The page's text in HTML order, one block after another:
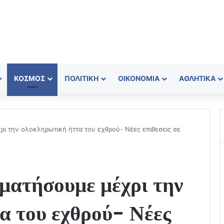
ΚΌΣΜΟΣ ΠΟΛΙΤΙΚΉ ΟΙΚΟΝΟΜΊΑ ΑΘΛΗΤΙΚΆ
την ολοκληρωτική ήττα του εχθρού- Νέες επιθεσεις σε
μέχρι την
του εχθρού- Νέες